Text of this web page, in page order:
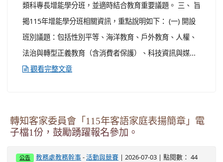
類科專長增能學分班，並適時結合教育重要議題。 三、 旨
揭115年增能學分班相關資訊，重點說明如下： (一) 開設
班別議題：包括性別平等、海洋教育、戶外教育、人權、
法治與轉型正義教育（含消費者保護）、科技資訊與媒...
觀看完整文章
轉知客家委員會「115年客語家庭表揚簡章」電
子檔1份，鼓勵踴躍報名參加。
公告 教務處教務幹事 -活動與競賽 | 2026-07-03 | 點閱數： 44